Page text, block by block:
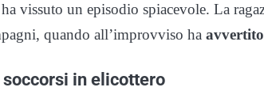
vissuto un episodio spiacevole. La
quando all’improvviso ha
in elicottero